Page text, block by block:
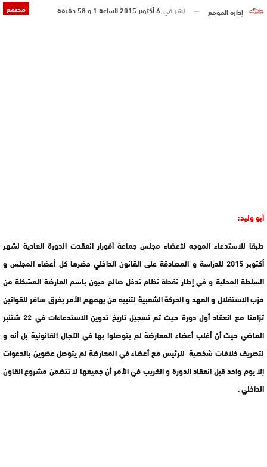
مجتمع إدارة الموقع نشر في 6 أكتوبر 2015 الساعة 1 و 58 دقيقة
أبو وليد:
طبقا للاستدعاء الموجه لأعضاء مجلس جماعة أفورار انعقدت الدورة العادية لشهر
أكتوبر 2015 للدراسة و المصادقة على القانون الداخلي حضرها كل أعضاء المجلس و
السلطة المحلية و في إطار نقطة نظام تدخل صالح حيون باسم العارضة المشكلة من
حزب الاستقلال و العهد و الحركة الشعبية لتنبيه من يهمهم الأمر بخرق سافر للقوانين
تزامنا مع انعقاد أول دورة حيث تم تسجيل تاريخ تدوين الاستدعاءات في 22 شتنبر
الماضي حيث أن أغلب أعضاء المعارضة لم يتوصلوا بها في الآجال القانونية بل أنه و
لتصريف خلافات شخصية للرئيس مع أعضاء في المعارضة لم يتوصل عضوين بالدعوات
إلا يوم واحد قبل انعقاد الدورة و الغريب في الأمر أن جميعها لا تتضمن مشروع القاون
الداخلي .